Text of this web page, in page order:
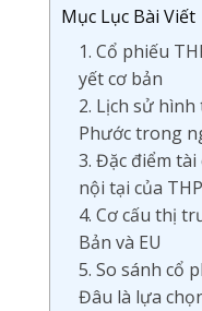
Mục Lục Bài Viết
1. Cổ phiếu
yết cơ bản
2. Lịch sử
Phước trong
3. Đặc điểm
nội tại của THP
4. Cơ cấu thị
Bản và EU
5. So sánh cổ
Đâu là lựa